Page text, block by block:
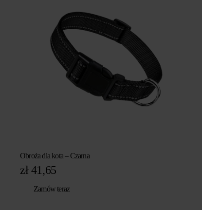
Obroża dla kota – Czarna
zł41,65
Zamów teraz